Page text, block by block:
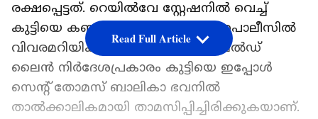
രക്ഷപ്പെട്ടത്. റെയിൽവേ സ്റ്റേഷനിൽ വെച്ച്
കുട്ടിയെ കണ്ട നാട്ടുകാർ ഹരിപ്പാട് പൊലീസിൽ
വിവരമറിയിക്കുകയായിരുന്നു. ചൈൽഡ്
ലൈൻ നിർദേശപ്രകാരം കുട്ടിയെ ഇപ്പോൾ
സെന്റ് തോമസ് ബാലികാ ഭവനിൽ
താൽക്കാലികമായി താമസിപ്പിച്ചിരിക്കുകയാണ്.
Read Full Article